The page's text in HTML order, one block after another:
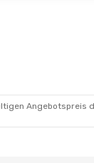
Angebotspreis